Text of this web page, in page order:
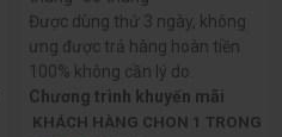
Được dùng thử 3 ngày, không
ưng được trả hàng hoàn tiền
100% không cần lý do.
Chương trình khuyến mãi
KHÁCH HÀNG CHON 1 TRONG